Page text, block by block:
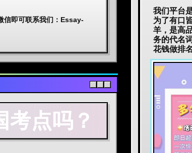
信即可联系我们：Essay-
点吗？
我们平台
为了有口
羊，是高
务的代名
花钱做排